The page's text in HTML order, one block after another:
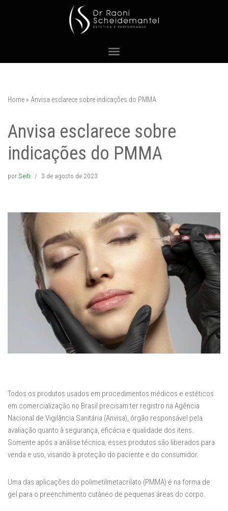
conteúdo
Home » Anvisa esclarece sobre indicações do PMMA
Anvisa esclarece sobre
indicações do PMMA
porSeiti 3 de agosto de 2023
Todos os produtos usados em procedimentos médicos e estéticos
em comercialização no Brasil precisam ter registro na Agência
Nacional de Vigilância Sanitária (Anvisa), órgão responsável pela
avaliação quanto à segurança, eficácia e qualidade dos itens.
Somente após a análise técnica, esses produtos são liberados para
venda e uso, visando à proteção do paciente e do consumidor.
Uma das aplicações do polimetilmetacrilato (PMMA) é na forma de
gel para o preenchimento cutâneo de pequenas áreas do corpo.